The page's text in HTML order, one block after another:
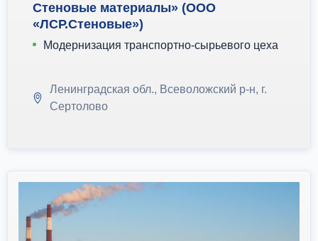
Стеновые материалы» (ООО
«ЛСР.Стеновые»)
Модернизация транспортно-сырьевого цеха
Ленинградская обл., Всеволожский р-н, г.
Сертолово